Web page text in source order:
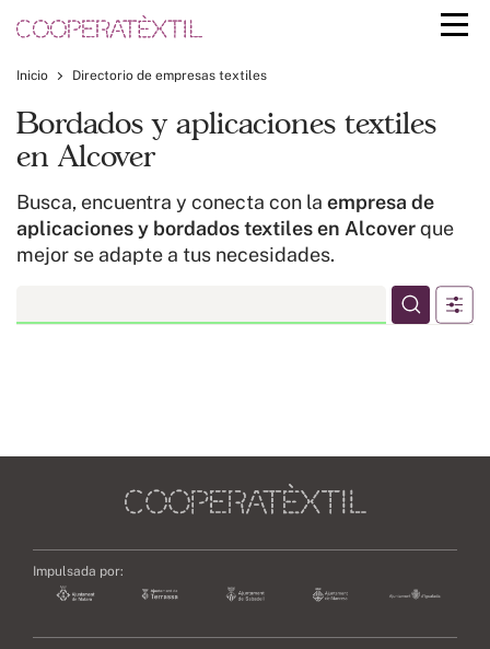
Inicio Directorio de empresas textiles
Bordados y aplicaciones textiles
en Alcover
Busca, encuentra y conecta con la empresa de
aplicaciones y bordados textiles en Alcoverque
mejor se adapte a tus necesidades.
Impulsada por: